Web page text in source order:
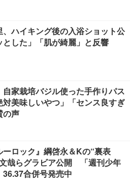
、ハイキング後の入浴ショット公
とした」「肌が綺麗」と反響
自家栽培バジル使った手作りパス
対美味しいやつ」「センス良すぎ
の声
ーロック』綱啓永＆Kの“裏表
哉らグラビア公開 「週刊少年
36.37合併号発売中